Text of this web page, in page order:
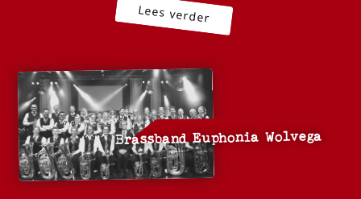
Brassband Euphonia Wolvega